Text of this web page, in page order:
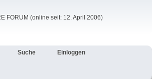
FORUM (online seit: 12. April 2006)
Suche Einloggen